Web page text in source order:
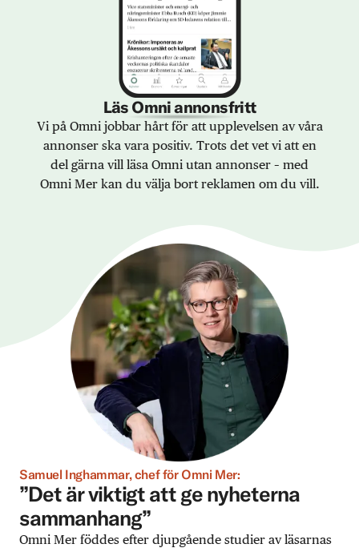
Läs Omni annonsfritt
Vi på Omni jobbar hårt för att upplevelsen av våra
annonser ska vara positiv. Trots det vet vi att en
del gärna vill läsa Omni utan annonser – med
Omni Mer kan du välja bort reklamen om du vill.
Samuel Inghammar, chef för Omni Mer:
”Det är viktigt att ge nyheterna
sammanhang”
Omni Mer föddes efter djupgående studier av läsarnas